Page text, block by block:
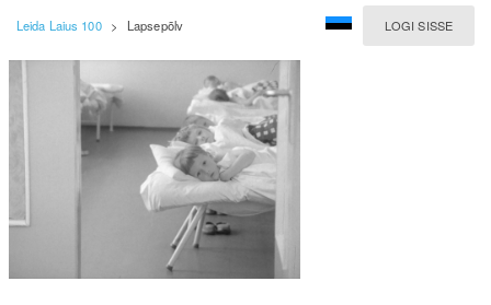
LOGI SISSE
Leida Laius 100 > Lapsepõlv